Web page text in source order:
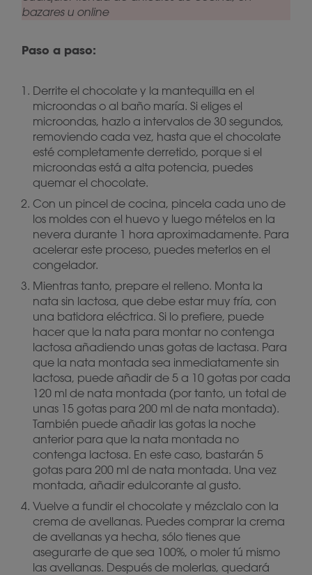
bazares u online
Paso a paso:
Derrite el chocolate y la mantequilla en el
microondas o al baño maría. Si eliges el
microondas, hazlo a intervalos de 30 segundos,
removiendo cada vez, hasta que el chocolate
esté completamente derretido, porque si el
microondas está a alta potencia, puedes
quemar el chocolate.
Con un pincel de cocina, pincela cada uno de
los moldes con el huevo y luego mételos en la
nevera durante 1 hora aproximadamente. Para
acelerar este proceso, puedes meterlos en el
congelador.
Mientras tanto, prepare el relleno. Monta la
nata sin lactosa, que debe estar muy fría, con
una batidora eléctrica. Si lo prefiere, puede
hacer que la nata para montar no contenga
lactosa añadiendo unas gotas de lactasa. Para
que la nata montada sea inmediatamente sin
lactosa, puede añadir de 5 a 10 gotas por cada
120 ml de nata montada (por tanto, un total de
unas 15 gotas para 200 ml de nata montada).
También puede añadir las gotas la noche
anterior para que la nata montada no
contenga lactosa. En este caso, bastarán 5
gotas para 200 ml de nata montada. Una vez
montada, añadir edulcorante al gusto.
Vuelve a fundir el chocolate y mézclalo con la
crema de avellanas. Puedes comprar la crema
de avellanas ya hecha, sólo tienes que
asegurarte de que sea 100%, o moler tú mismo
las avellanas. Después de molerlas, quedará